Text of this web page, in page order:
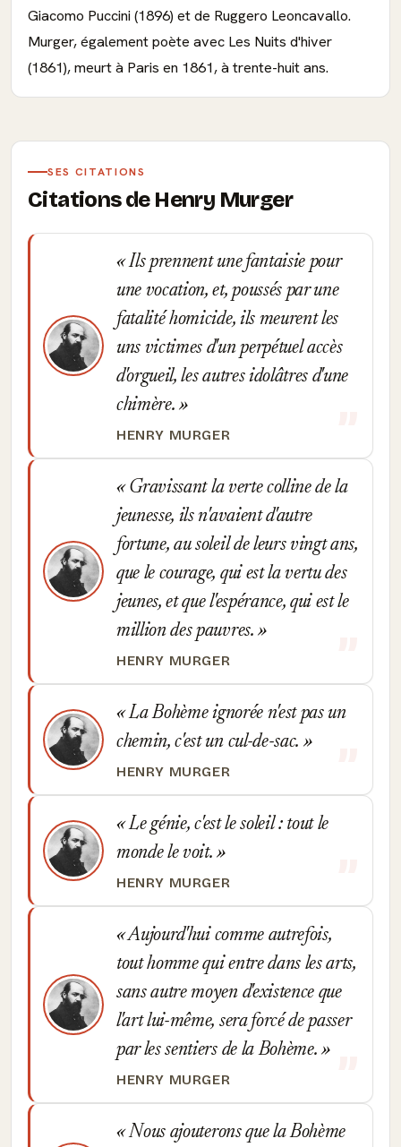
Giacomo Puccini (1896) et de Ruggero Leoncavallo.
Murger, également poète avec Les Nuits d'hiver
(1861), meurt à Paris en 1861, à trente-huit ans.
SES CITATIONS
Citations de Henry Murger
Ils prennent une fantaisie pour
une vocation, et, poussés par une
fatalité homicide, ils meurent les
uns victimes d'un perpétuel accès
d'orgueil, les autres idolâtres d'une
chimère.
HENRY MURGER
Gravissant la verte colline de la
jeunesse, ils n'avaient d'autre
fortune, au soleil de leurs vingt ans,
que le courage, qui est la vertu des
jeunes, et que l'espérance, qui est le
million des pauvres.
HENRY MURGER
La Bohème ignorée n'est pas un
chemin, c'est un cul-de-sac.
HENRY MURGER
Le génie, c'est le soleil : tout le
monde le voit.
HENRY MURGER
Aujourd'hui comme autrefois,
tout homme qui entre dans les arts,
sans autre moyen d'existence que
l'art lui-même, sera forcé de passer
par les sentiers de la Bohème.
HENRY MURGER
Nous ajouterons que la Bohème